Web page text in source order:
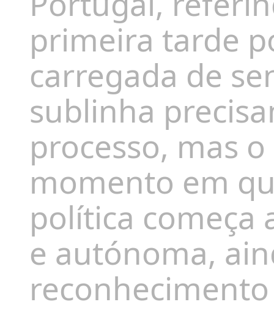
primeira tarde
carregada de
sublinha
processo, mas
momento em
política
e autónoma,